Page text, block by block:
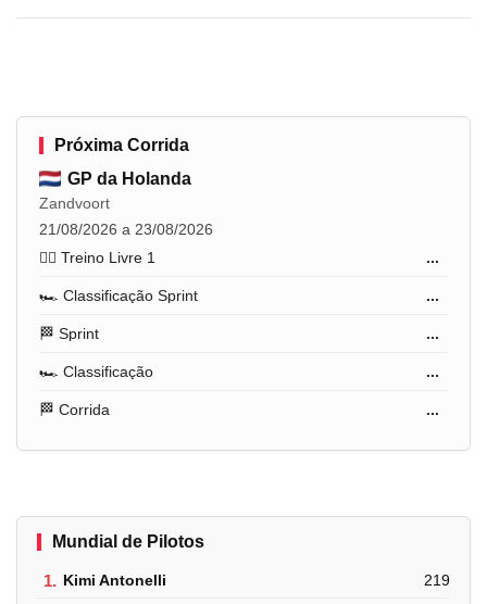
Próxima Corrida
GP da Holanda
Zandvoort
21/08/2026 a 23/08/2026
🏋️‍♂️ Treino Livre 1
...
🏎️ Classificação Sprint ...
🏁 Sprint ...
🏎️ Classificação ...
🏁 Corrida ...
Mundial de Pilotos
1. Kimi Antonelli 219